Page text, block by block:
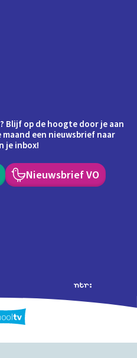
Blijf op de hoogte door je aan
een nieuwsbrief naar
je inbox!
Nieuwsbrief VO